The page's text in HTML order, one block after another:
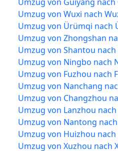
Umzug von Wuxi nach
Umzug von Ürümqi nach
Umzug von Zhongshan
Umzug von Shantou
Umzug von Ningbo nach
Umzug von Fuzhou nach
Umzug von Nanchang
Umzug von Changzhou
Umzug von Lanzhou
Umzug von Nantong
Umzug von Huizhou
Umzug von Xuzhou nach